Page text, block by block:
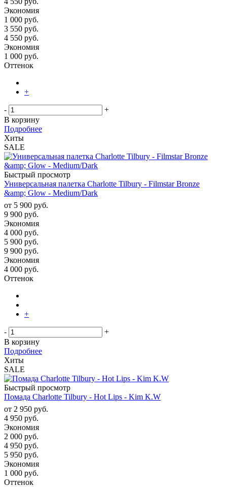
Экономия
1 000 руб.
3 550 руб.
4 550 руб.
Экономия
1 000 руб.
Оттенок
+
-
+
В корзину
Подробнее
Хиты
SALE
Быстрый просмотр
Универсальная палетка Charlotte Tilbury - Filmstar Bronze
&amp; Glow - Medium/Dark
от 5 900 руб.
9 900 руб.
Экономия
4 000 руб.
5 900 руб.
9 900 руб.
Экономия
4 000 руб.
Оттенок
+
-
+
В корзину
Подробнее
Хиты
SALE
Быстрый просмотр
Помада Charlotte Tilbury - Hot Lips - Kim K.W
от 2 950 руб.
4 950 руб.
Экономия
2 000 руб.
4 950 руб.
5 950 руб.
Экономия
1 000 руб.
Оттенок